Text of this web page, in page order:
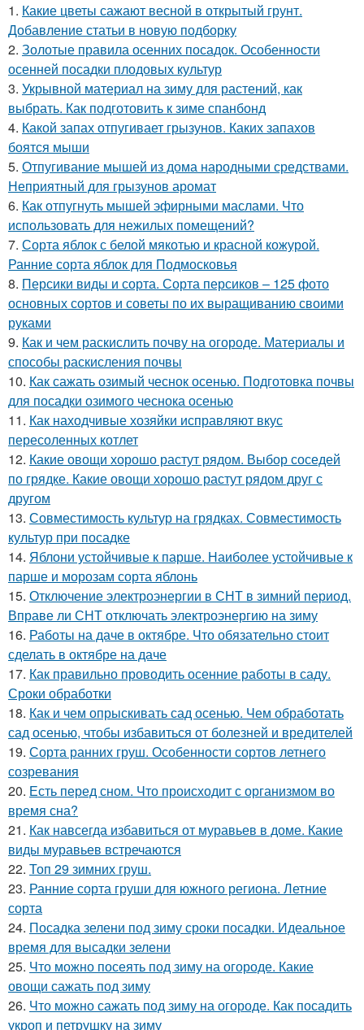
1. Какие цветы сажают весной в открытый грунт.
Добавление статьи в новую подборку
2. Золотые правила осенних посадок. Особенности
осенней посадки плодовых культур
3. Укрывной материал на зиму для растений, как
выбрать. Как подготовить к зиме спанбонд
4. Какой запах отпугивает грызунов. Каких запахов
боятся мыши
5. Отпугивание мышей из дома народными средствами.
Неприятный для грызунов аромат
6. Как отпугнуть мышей эфирными маслами. Что
использовать для нежилых помещений?
7. Сорта яблок с белой мякотью и красной кожурой.
Ранние сорта яблок для Подмосковья
8. Персики виды и сорта. Сорта персиков – 125 фото
основных сортов и советы по их выращиванию своими
руками
9. Как и чем раскислить почву на огороде. Материалы и
способы раскисления почвы
10. Как сажать озимый чеснок осенью. Подготовка почвы
для посадки озимого чеснока осенью
11. Как находчивые хозяйки исправляют вкус
пересоленных котлет
12. Какие овощи хорошо растут рядом. Выбор соседей
по грядке. Какие овощи хорошо растут рядом друг с
другом
13. Совместимость культур на грядках. Совместимость
культур при посадке
14. Яблони устойчивые к парше. Наиболее устойчивые к
парше и морозам сорта яблонь
15. Отключение электроэнергии в СНТ в зимний период.
Вправе ли СНТ отключать электроэнергию на зиму
16. Работы на даче в октябре. Что обязательно стоит
сделать в октябре на даче
17. Как правильно проводить осенние работы в саду.
Сроки обработки
18. Как и чем опрыскивать сад осенью. Чем обработать
сад осенью, чтобы избавиться от болезней и вредителей
19. Сорта ранних груш. Особенности сортов летнего
созревания
20. Есть перед сном. Что происходит с организмом во
время сна?
21. Как навсегда избавиться от муравьев в доме. Какие
виды муравьев встречаются
22. Топ 29 зимних груш.
23. Ранние сорта груши для южного региона. Летние
сорта
24. Посадка зелени под зиму сроки посадки. Идеальное
время для высадки зелени
25. Что можно посеять под зиму на огороде. Какие
овощи сажать под зиму
26. Что можно сажать под зиму на огороде. Как посадить
укроп и петрушку на зиму